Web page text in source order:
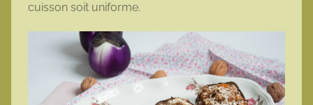
cuisson soit uniforme.